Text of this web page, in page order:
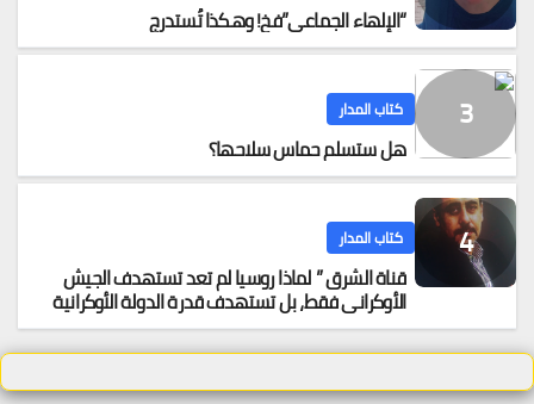
“الإلهاء الجماعي”فخ! وهكذا تُستدرج
كتاب المدار
هل ستسلم حماس سلاحها؟
كتاب المدار
قناة الشرق ” لماذا روسيا لم تعد تستهدف الجيش
الأوكراني فقط، بل تستهدف قدرة الدولة الأوكرانية
على البقاء اقتصادياً